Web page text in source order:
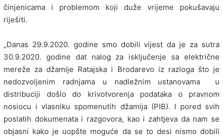
činjenicama i problemom koji duže vrijeme pokušavaju
riješiti.
„Danas 29.9.2020. godine smo dobili vijest da je za sutra
30.9.2020. godine dat nalog za isključenje sa električne
mereže za džamije Ratajska i Brodarevo iz razloga što je
nedozvoljenim radnjama u nadležnim ustanovama u
distribuciji došlo do krivotvorenja podataka o pravnom
nosiocu i vlasniku spomenutih džamija (PIB). I pored svih
poslatih dokumenata i razgovora, kao i zahtjeva da nam se
objasni kako je uopšte moguće da se to desi nismo dobili